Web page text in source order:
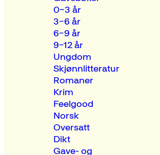
0–3 år
3–6 år
6–9 år
9–12 år
Ungdom
Skjønnlitteratur
Romaner
Krim
Feelgood
Norsk
Oversatt
Dikt
Gave- og